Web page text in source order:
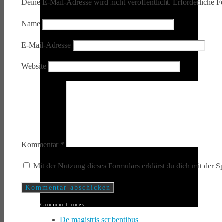
Deine E-Mail-Adresse wird nicht veröffentlicht. Erforderliche
Name
E-Mail-Adresse
Website
Kommentar *
Mit der Nutzung dieses Formulars erklärst du dich mit der
Coniunctiones
De magistris scribentibus